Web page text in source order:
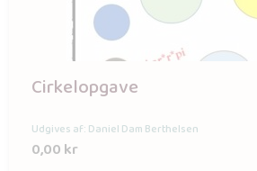
Cirkelopgave
Udgives af: Daniel Dam Berthelsen
0,00kr